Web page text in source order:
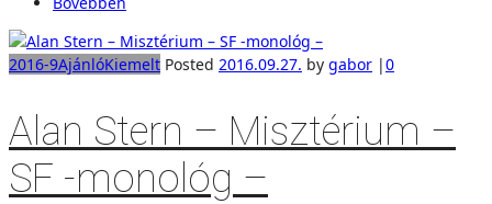
2016-9AjánlóKiemelt Posted 2016.09.27. by gabor |0
Alan Stern – Misztérium –
SF -monológ –